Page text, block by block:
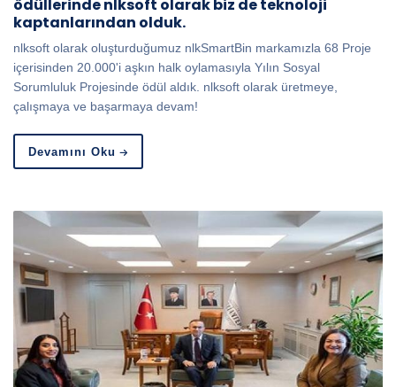
ödüllerinde nlksoft olarak biz de teknoloji
kaptanlarından olduk.
nlksoft olarak oluşturduğumuz nlkSmartBin markamızla 68 Proje
içerisinden 20.000'i aşkın halk oylamasıyla Yılın Sosyal
Sorumluluk Projesinde ödül aldık. nlksoft olarak üretmeye,
çalışmaya ve başarmaya devam!
Devamını Oku